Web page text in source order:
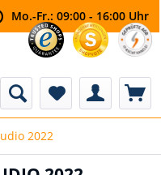
Mo.-Fr.: 09:00 - 16:00 Uhr
2022